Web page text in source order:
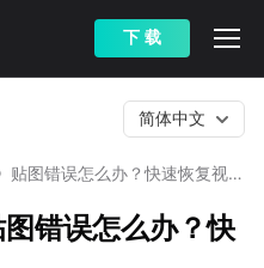
下 载
贴图错误怎么办？快速恢复视觉
简体中文
图错误怎么办？快